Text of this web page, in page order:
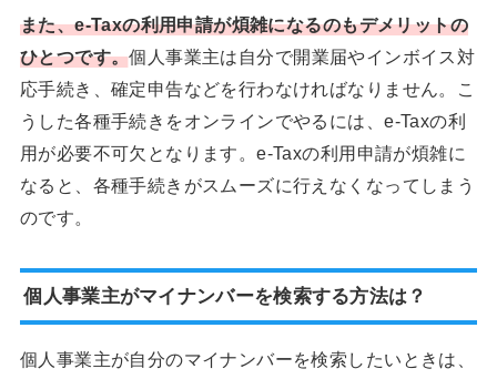
また、e-Taxの利用申請が煩雑になるのもデメリットの
ひとつです。個人事業主は自分で開業届やインボイス対
応手続き、確定申告などを行わなければなりません。こ
うした各種手続きをオンラインでやるには、e-Taxの利
用が必要不可欠となります。e-Taxの利用申請が煩雑に
なると、各種手続きがスムーズに行えなくなってしまう
のです。
個人事業主がマイナンバーを検索する方法は？
個人事業主が自分のマイナンバーを検索したいときは、